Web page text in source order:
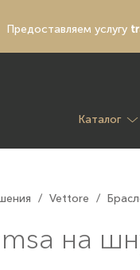
Предоставляем услугу
Каталог
/ Vettore /
на